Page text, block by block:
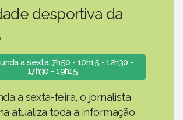
desportiva da
a sexta: 7h50 - 10h15 - 12h30 -
17h30 - 19h15
a sexta-feira, o jornalista
atualiza toda a informação